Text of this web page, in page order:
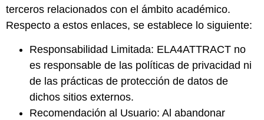
terceros relacionados con el ámbito académico.
Respecto a estos enlaces, se establece lo siguiente:
Responsabilidad Limitada: ELA4ATTRACT no
es responsable de las políticas de privacidad ni
de las prácticas de protección de datos de
dichos sitios externos.
Recomendación al Usuario: Al abandonar